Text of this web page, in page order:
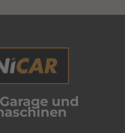
und